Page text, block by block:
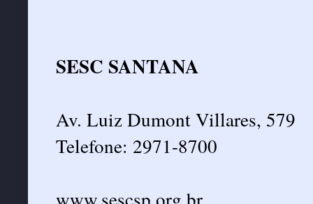
SESC SANTANA
Av. Luiz Dumont Villares, 579
Telefone: 2971-8700
www.sescsp.org.br